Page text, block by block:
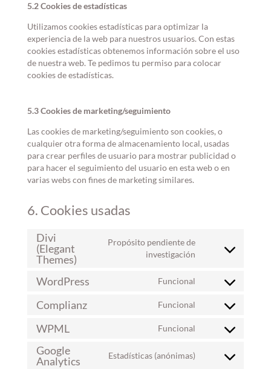
5.2 Cookies de estadísticas
Utilizamos cookies estadísticas para optimizar la
experiencia de la web para nuestros usuarios. Con estas
cookies estadísticas obtenemos información sobre el uso
de nuestra web. Te pedimos tu permiso para colocar
cookies de estadísticas.
5.3 Cookies de marketing/seguimiento
Las cookies de marketing/seguimiento son cookies, o
cualquier otra forma de almacenamiento local, usadas
para crear perfiles de usuario para mostrar publicidad o
para hacer el seguimiento del usuario en esta web o en
varias webs con fines de marketing similares.
6. Cookies usadas
Divi
(Elegant
Themes)
Propósito pendiente de
investigación
Consent
service
(elegant-
WordPress Funcional
Consent
service
Complianz Funcional
Consent
service
WPML Funcional
Consent
service
Google
Analytics
Estadísticas (anónimas)
Consent